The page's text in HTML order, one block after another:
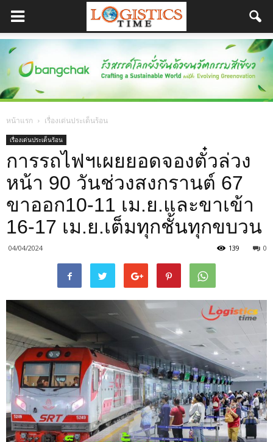
หน้าแรก เรื่องเด่นประเด็นร้อน
เรื่องเด่นประเด็นร้อน
การรถไฟฯเผยยอดจองตั๋วล่วง
หน้า 90 วันช่วงสงกรานต์ 67
ขาออก10-11 เม.ย.และขาเข้า
16-17 เม.ย.เต็มทุกชั้นทุกขบวน
04/04/2024 0
139